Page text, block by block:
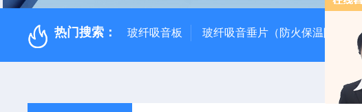
热门搜索： 玻纤吸音板 玻纤吸音垂片（防火保温隔音降